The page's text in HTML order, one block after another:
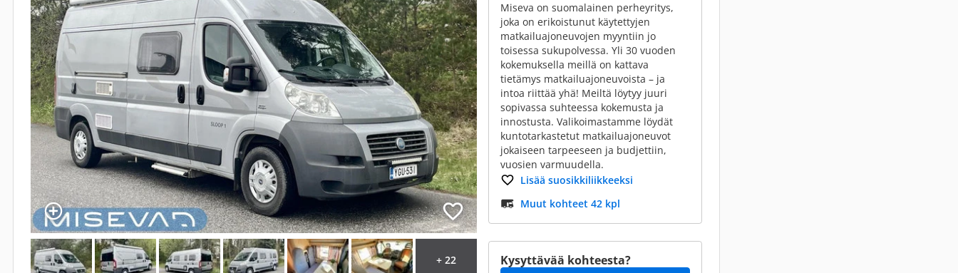
+ 22
Miseva on suomalainen perheyritys,
joka on erikoistunut käytettyjen
matkailuajoneuvojen myyntiin jo
toisessa sukupolvessa. Yli 30 vuoden
kokemuksella meillä on kattava
tietämys matkailuajoneuvoista – ja
intoa riittää yhä! Meiltä löytyy juuri
sopivassa suhteessa kokemusta ja
innostusta. Valikoimastamme löydät
kuntotarkastetut matkailuajoneuvot
jokaiseen tarpeeseen ja budjettiin,
vuosien varmuudella.
Lisää suosikkiliikkeeksi
Muut kohteet 42 kpl
Kysyttävää kohteesta?